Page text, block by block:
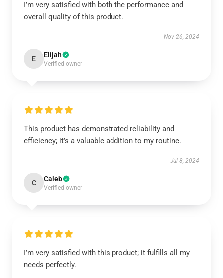
I’m very satisfied with both the performance and
overall quality of this product.
Nov 26, 2024
E Elijah
Verified owner
This product has demonstrated reliability and
efficiency; it’s a valuable addition to my routine.
Jul 8, 2024
C Caleb
Verified owner
I’m very satisfied with this product; it fulfills all my
needs perfectly.